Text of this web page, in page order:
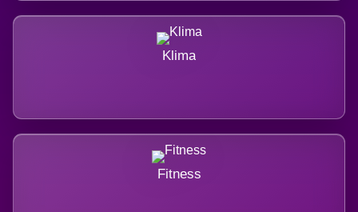
Klima
Fitness